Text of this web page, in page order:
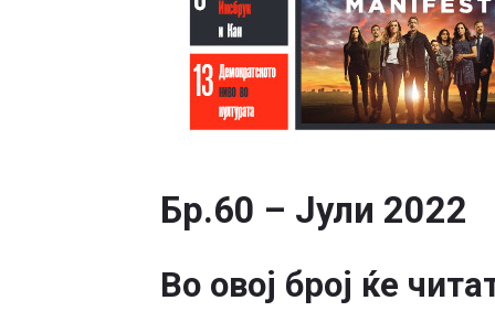
Бр.60 – Јули 2022
Во овој број ќе